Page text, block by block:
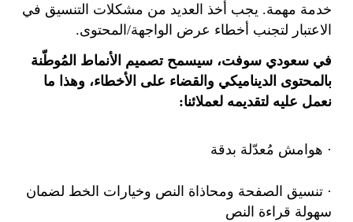
خدمة مهمة. يجب أخذ العديد من مشكلات التنسيق في
الاعتبار لتجنب أخطاء عرض الواجهة/المحتوى.
في سعودي سوفت، سيسمح تصميم الأنماط المُوطّنة
بالمحتوى الديناميكي والقضاء على الأخطاء، وهذا ما
نعمل عليه لتقديمه لعملائنا:
· هوامش مُعدّلة بدقة
· تنسيق الصفحة ومحاذاة النص وخيارات الخط لضمان
سهولة قراءة النص